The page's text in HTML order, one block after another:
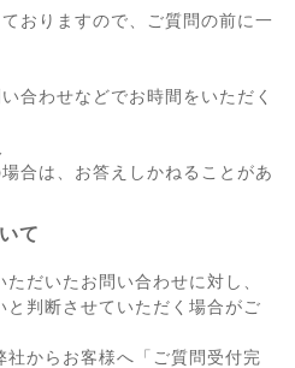
おりますので、ご質問の前に一
合わせなどでお時間をいただく
合は、お答えしかねることがあ
て
だいたお問い合わせに対し、
判断させていただく場合がご
からお客様へ「ご質問受付完